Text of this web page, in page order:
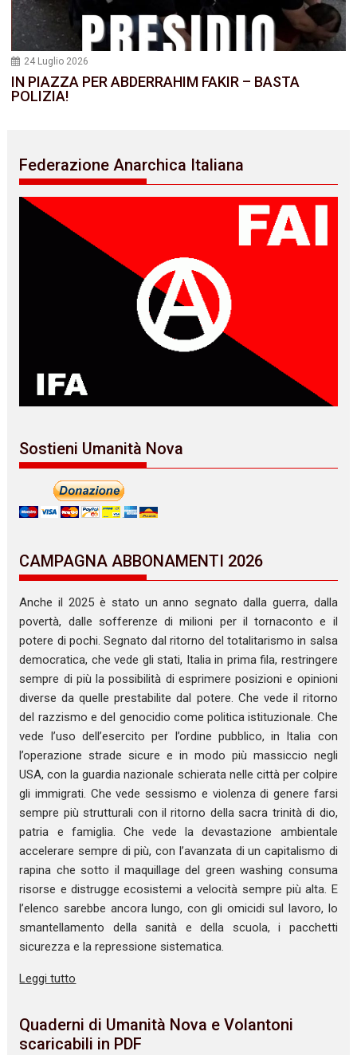
24 Luglio 2026
IN PIAZZA PER ABDERRAHIM FAKIR – BASTA
POLIZIA!
Federazione Anarchica Italiana
Sostieni Umanità Nova
CAMPAGNA ABBONAMENTI 2026
Anche il 2025 è stato un anno segnato dalla guerra, dalla
povertà, dalle sofferenze di milioni per il tornaconto e il
potere di pochi. Segnato dal ritorno del totalitarismo in salsa
democratica, che vede gli stati, Italia in prima fila, restringere
sempre di più la possibilità di esprimere posizioni e opinioni
diverse da quelle prestabilite dal potere. Che vede il ritorno
del razzismo e del genocidio come politica istituzionale. Che
vede l’uso dell’esercito per l’ordine pubblico, in Italia con
l’operazione strade sicure e in modo più massiccio negli
USA, con la guardia nazionale schierata nelle città per colpire
gli immigrati. Che vede sessismo e violenza di genere farsi
sempre più strutturali con il ritorno della sacra trinità di dio,
patria e famiglia. Che vede la devastazione ambientale
accelerare sempre di più, con l’avanzata di un capitalismo di
rapina che sotto il maquillage del green washing consuma
risorse e distrugge ecosistemi a velocità sempre più alta. E
l’elenco sarebbe ancora lungo, con gli omicidi sul lavoro, lo
smantellamento della sanità e della scuola, i pacchetti
sicurezza e la repressione sistematica.
Leggi tutto
Quaderni di Umanità Nova e Volantoni
scaricabili in PDF